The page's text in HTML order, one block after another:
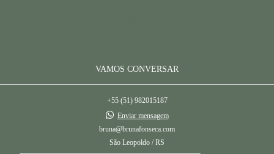
VAMOS CONVERSAR
+55 (51) 982015187
Enviar mensagem
bruna@brunafonseca.com
São Leopoldo / RS